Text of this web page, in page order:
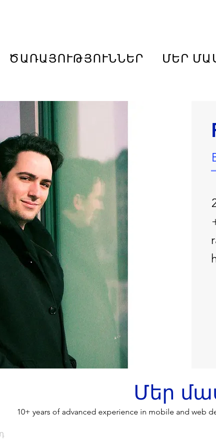
ԾԱՌԱՅՈՒԹՅՈՒՆՆԵՐ ՄԵՐ
Մեր
10+ years of advanced experience in mobile and web